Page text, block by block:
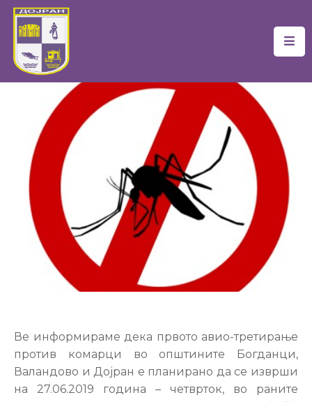
Почетна
Самоуправа
Новости
Проекти
Документи
Услуги
Финансии
Настани
Ве информираме дека првото авио-третирање
против комарци во општините Богданци,
Валандово и Дојран е планирано да се изврши
на 27.06.2019 година – четврток, во раните